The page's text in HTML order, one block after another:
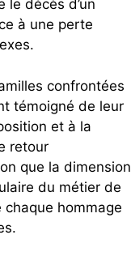
le décès d’un
à une perte
confrontées
témoigné de leur
et à la
retour
que la dimension
du métier de
hommage